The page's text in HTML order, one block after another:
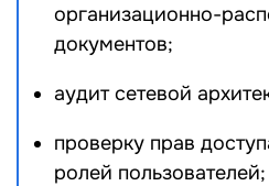
организационно-
документов;
аудит сетевой
проверку прав
ролей пользователей;